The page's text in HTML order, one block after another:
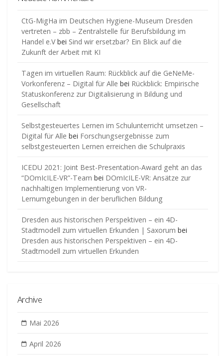
CtG-MigHa im Deutschen Hygiene-Museum Dresden
vertreten – zbb – Zentralstelle für Berufsbildung im
Handel e.Vbei Sind wir ersetzbar? Ein Blick auf die
Zukunft der Arbeit mit KI
Tagen im virtuellen Raum: Rückblick auf die GeNeMe-
Vorkonferenz – Digital für Alle bei Rückblick: Empirische
Statuskonferenz zur Digitalisierung in Bildung und
Gesellschaft
Selbstgesteuertes Lernen im Schulunterricht umsetzen –
Digital für Alle bei Forschungsergebnisse zum
selbstgesteuerten Lernen erreichen die Schulpraxis
ICEDU 2021: Joint Best-Presentation-Award geht an das
“DOmIcILE-VR”-Team bei DOmIcILE-VR: Ansätze zur
nachhaltigen Implementierung von VR-
Lernumgebungen in der beruflichen Bildung
Dresden aus historischen Perspektiven – ein 4D-
Stadtmodell zum virtuellen Erkunden | Saxorum bei
Dresden aus historischen Perspektiven – ein 4D-
Stadtmodell zum virtuellen Erkunden
Archive
Mai 2026
April 2026